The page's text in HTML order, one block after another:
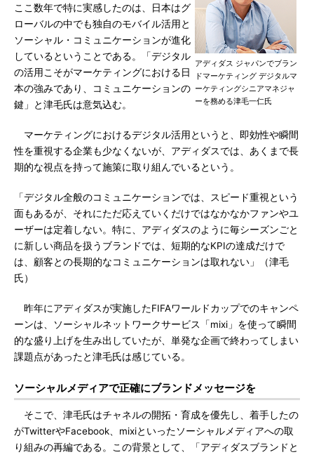
アディダス ジャパンでブラン
ドマーケティング デジタルマ
ーケティングシニアマネジャ
ーを務める津毛一仁氏
ここ数年で特に実感したのは、日本はグ
ローバルの中でも独自のモバイル活用と
ソーシャル・コミュニケーションが進化
しているということである。「デジタル
の活用こそがマーケティングにおける日
本の強みであり、コミュニケーションの
鍵」と津毛氏は意気込む。
マーケティングにおけるデジタル活用というと、即効性や瞬間
性を重視する企業も少なくないが、アディダスでは、あくまで長
期的な視点を持って施策に取り組んでいるという。
「デジタル全般のコミュニケーションでは、スピード重視という
面もあるが、それにただ応えていくだけではなかなかファンやユ
ーザーは定着しない。特に、アディダスのように毎シーズンごと
に新しい商品を扱うブランドでは、短期的なKPIの達成だけで
は、顧客との長期的なコミュニケーションは取れない」（津毛
氏）
昨年にアディダスが実施したFIFAワールドカップでのキャンペ
ーンは、ソーシャルネットワークサービス「mixi」を使って瞬間
的な盛り上げを生み出していたが、単発な企画で終わってしまい
課題点があったと津毛氏は感じている。
ソーシャルメディアで正確にブランドメッセージを
そこで、津毛氏はチャネルの開拓・育成を優先し、着手したの
がTwitterやFacebook、mixiといったソーシャルメディアへの取
り組みの再編である。この背景として、「アディダスブランドと